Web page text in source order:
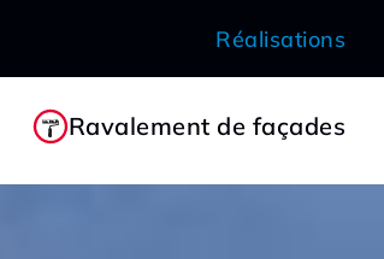
Réalisations
Ravalement de façades